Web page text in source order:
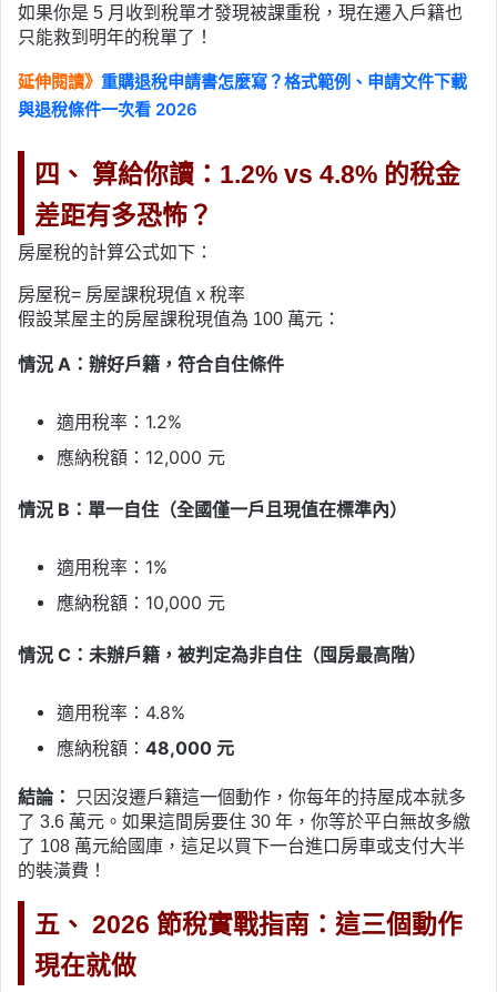
如果你是 5 月收到稅單才發現被課重稅，現在遷入戶籍也
只能救到明年的稅單了！
延伸閱讀》 重購退稅申請書怎麼寫？格式範例、申請文件下載
與退稅條件一次看 2026
四、 算給你讀：1.2% vs 4.8% 的稅金
差距有多恐怖？
房屋稅的計算公式如下：
房屋稅= 房屋課稅現值 x 稅率
假設某屋主的房屋課稅現值為 100 萬元：
情況 A：辦好戶籍，符合自住條件
適用稅率：1.2%
應納稅額：12,000 元
情況 B：單一自住（全國僅一戶且現值在標準內）
適用稅率：1%
應納稅額：10,000 元
情況 C：未辦戶籍，被判定為非自住（囤房最高階）
適用稅率：4.8%
應納稅額： 48,000 元
結論：
只因沒遷戶籍這一個動作，你每年的持屋成本就多
了 3.6 萬元。如果這間房要住 30 年，你等於平白無故多繳
了 108 萬元給國庫，這足以買下一台進口房車或支付大半
的裝潢費！
五、 2026 節稅實戰指南：這三個動作
現在就做